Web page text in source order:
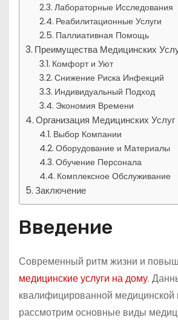
Лабораторные Исследования
Реабилитационные Услуги
Паллиативная Помощь
Преимущества Медицинских
Комфорт и Уют
Снижение Риска Инфекций
Индивидуальный Подход
Экономия Времени
Организация Медицинских
Выбор Компании
Оборудование и Материалы
Обучение Персонала
Комплексное Обслуживание
Заключение
Введение
Современный ритм жизни и
медицинские услуги на дому.
квалифицированной
рассмотрим основные виды